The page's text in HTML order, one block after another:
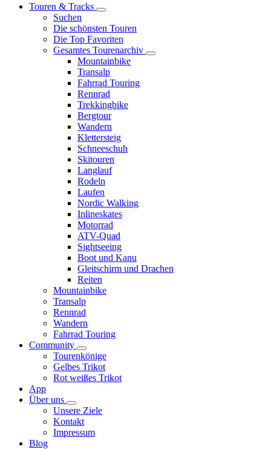
Touren & Tracks
Suchen
Die schönsten Touren
Die Top Favoriten
Gesamtes Tourenarchiv
Mountainbike
Transalp
Fahrrad Touring
Rennrad
Trekkingbike
Bergtour
Wandern
Klettersteig
Schneeschuh
Skitouren
Langlauf
Rodeln
Laufen
Nordic Walking
Inlineskates
Motorrad
ATV-Quad
Sightseeing
Boot und Kanu
Gleitschirm und Drachen
Reiten
Mountainbike
Transalp
Rennrad
Wandern
Fahrrad Touring
Community
Tourenkönige
Gelbes Trikot
Rot weißes Trikot
App
Über uns
Unsere Ziele
Kontakt
Impressum
Blog